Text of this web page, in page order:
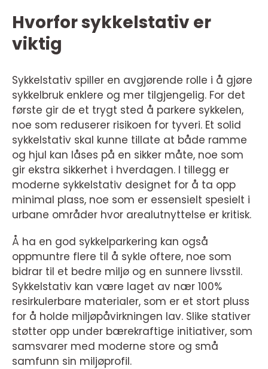
Hvorfor sykkelstativ er
viktig
Sykkelstativ spiller en avgjørende rolle i å gjøre
sykkelbruk enklere og mer tilgjengelig. For det
første gir de et trygt sted å parkere sykkelen,
noe som reduserer risikoen for tyveri. Et solid
sykkelstativ skal kunne tillate at både ramme
og hjul kan låses på en sikker måte, noe som
gir ekstra sikkerhet i hverdagen. I tillegg er
moderne sykkelstativ designet for å ta opp
minimal plass, noe som er essensielt spesielt i
urbane områder hvor arealutnyttelse er kritisk.
Å ha en god sykkelparkering kan også
oppmuntre flere til å sykle oftere, noe som
bidrar til et bedre miljø og en sunnere livsstil.
Sykkelstativ kan være laget av nær 100%
resirkulerbare materialer, som er et stort pluss
for å holde miljøpåvirkningen lav. Slike stativer
støtter opp under bærekraftige initiativer, som
samsvarer med moderne store og små
samfunn sin miljøprofil.